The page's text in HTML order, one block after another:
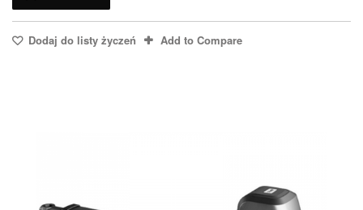
Dodaj do listy życzeń Add to Compare